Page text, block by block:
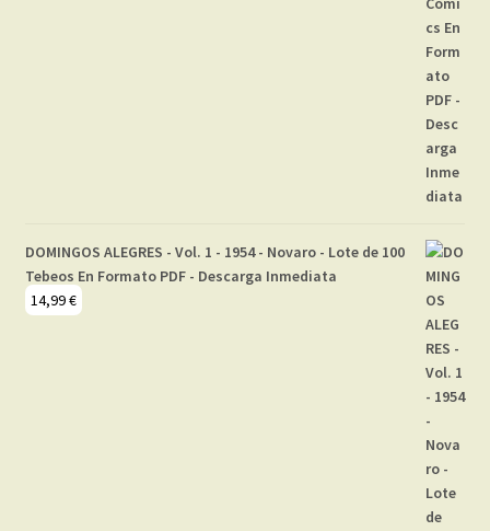
DOMINGOS ALEGRES - Vol. 1 - 1954 - Novaro - Lote de 100
Tebeos En Formato PDF - Descarga Inmediata
14,99€